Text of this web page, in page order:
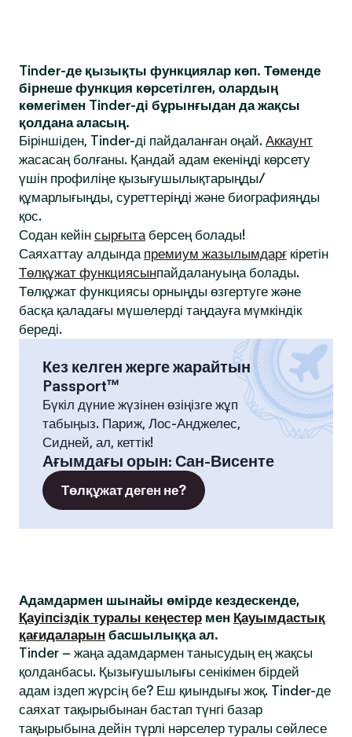
Tinder-де қызықты функциялар көп. Төменде
бірнеше функция көрсетілген, олардың
көмегімен Tinder-ді бұрынғыдан да жақсы
қолдана аласың.
Біріншіден, Tinder-ді пайдаланған оңай. Аккаунт
жасасаң болғаны. Қандай адам екеніңді көрсету
үшін профиліңе қызығушылықтарыңды/
құмарлығыңды, суреттеріңді және биографияңды
қос.
Содан кейін сырғытаберсең болады!
Саяхаттау алдында премиум жазылымдарғ кіретін
Төлқұжат функциясынпайдалануыңа болады.
Төлқұжат функциясы орныңды өзгертуге және
басқа қаладағы мүшелерді таңдауға мүмкіндік
береді.
Кез келген жерге жарайтын
Passport™
Бүкіл дүние жүзінен өзіңізге жұп
табыңыз. Париж, Лос-Анджелес,
Сидней, ал, кеттік!
Ағымдағы орын: Сан-Висенте
Төлқұжат деген не?
Адамдармен шынайы өмірде кездескенде,
Қауіпсіздік туралы кеңестер мен Қауымдастық
қағидаларын басшылыққа ал.
Tinder – жаңа адамдармен танысудың ең жақсы
қолданбасы. Қызығушылығы сенікімен бірдей
адам іздеп жүрсің бе? Еш қиындығы жоқ. Tinder-де
саяхат тақырыбынан бастап түнгі базар
тақырыбына дейін түрлі нәрселер туралы сөйлесе